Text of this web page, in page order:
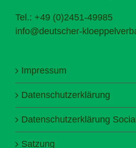
Tel.: +49 (0)2451-49985
info@deutscher-
Impressum
Datenschutzerklärung
Datenschutzerklärung
Satzung